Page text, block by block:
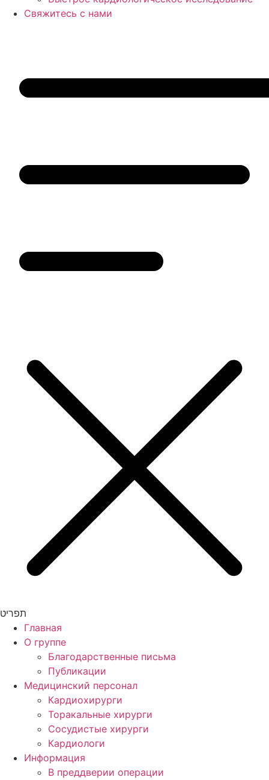
Свяжитесь с нами
תפריט
Главная
О группе
Благодарственные письма
Публикации
Медицинский персонал
Кардиохирурги
Торакальные хирурги
Сосудистые хирурги
Кардиологи
Информация
В преддверии операции